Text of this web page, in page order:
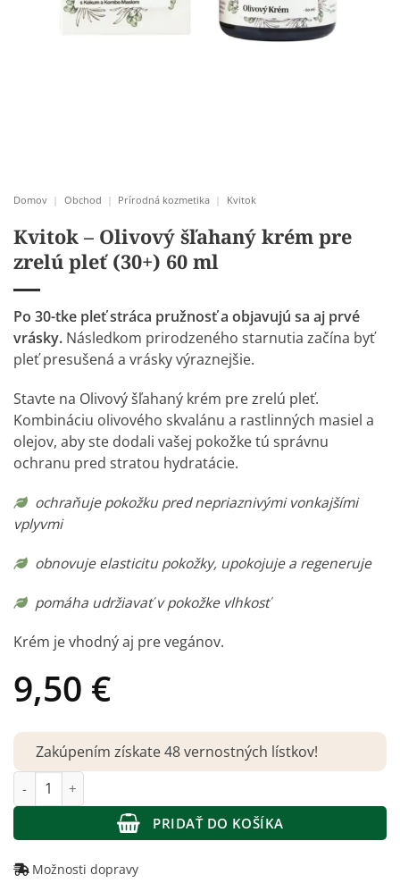
Domov | Obchod | Prírodná kozmetika | Kvitok
Kvitok – Olivový šľahaný krém pre
zrelú pleť (30+) 60 ml
Po 30-tke pleť stráca pružnosť a objavujú sa aj prvé
vrásky. Následkom prirodzeného starnutia začína byť
pleť presušená a vrásky výraznejšie.
Stavte na Olivový šľahaný krém pre zrelú pleť.
Kombináciu olivového skvalánu a rastlinných masiel a
olejov, aby ste dodali vašej pokožke tú správnu
ochranu pred stratou hydratácie.
ochraňuje pokožku pred nepriaznivými vonkajšími
vplyvmi
obnovuje elasticitu pokožky, upokojuje a regeneruje
pomáha udržiavať v pokožke vlhkosť
Krém je vhodný aj pre vegánov.
9,50 €
Zakúpením získate 48 vernostných lístkov!
množstvo Kvitok – Olivový šľahaný krém pre zrelú pleť (30+) 60
PRIDAŤ DO KOŠÍKA
Možnosti dopravy